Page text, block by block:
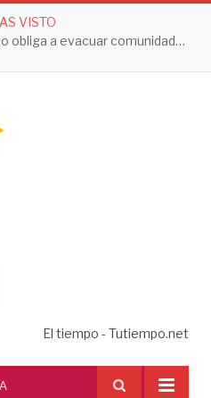
VISTO
Jalisco registra sus primeros dos casos de ciclosporiasis; autoridades descartan contagios locales
El tiempo - Tutiempo.net